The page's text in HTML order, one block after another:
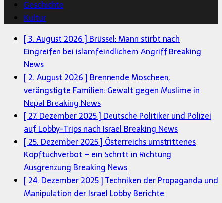
Geschichte
Kultur
[ 3. August 2026 ] Brüssel: Mann stirbt nach
Eingreifen bei islamfeindlichem AngriffBreaking
News
[ 2. August 2026 ] Brennende Moscheen,
verängstigte Familien: Gewalt gegen Muslime in
Nepal Breaking News
[ 27. Dezember 2025 ] Deutsche Politiker und Polizei
auf Lobby-Trips nach Israel Breaking News
[ 25. Dezember 2025 ] Österreichs umstrittenes
Kopftuchverbot – ein Schritt in Richtung
Ausgrenzung Breaking News
[ 24. Dezember 2025 ]Techniken der Propaganda und
Manipulation der Israel LobbyBerichte